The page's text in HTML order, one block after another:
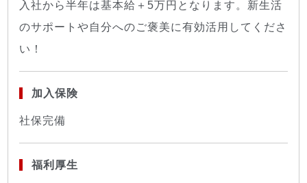
入社から半年は基本給＋5万円となります。新生活
のサポートや自分へのご褒美に有効活用してくださ
い！
加入保険
社保完備
福利厚生